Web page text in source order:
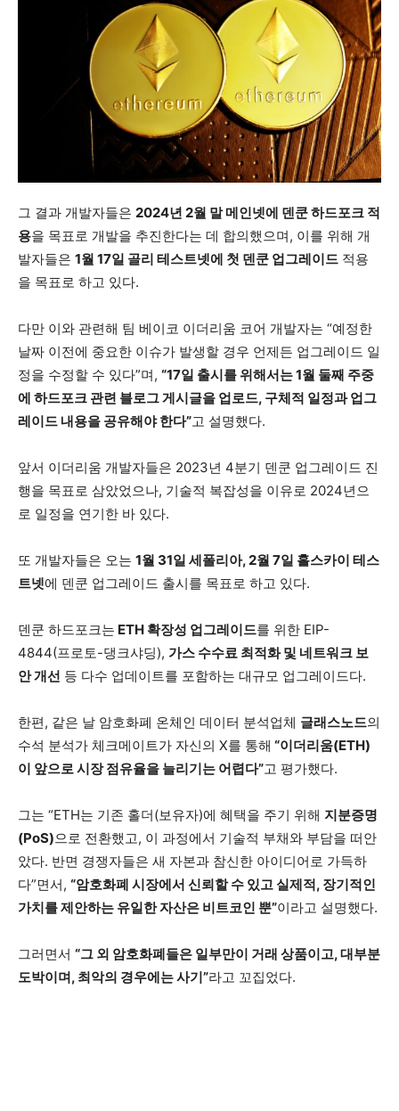
그 결과 개발자들은 2024년 2월 말 메인넷에 덴쿤 하드포크 적
용을 목표로 개발을 추진한다는 데 합의했으며, 이를 위해 개
발자들은 1월 17일 골리 테스트넷에 첫 덴쿤 업그레이드 적용
을 목표로 하고 있다.
다만 이와 관련해 팀 베이코 이더리움 코어 개발자는 “예정한
날짜 이전에 중요한 이슈가 발생할 경우 언제든 업그레이드 일
정을 수정할 수 있다”며, “17일 출시를 위해서는 1월 둘째 주중
에 하드포크 관련 블로그 게시글을 업로드, 구체적 일정과 업그
레이드 내용을 공유해야 한다”고 설명했다.
앞서 이더리움 개발자들은 2023년 4분기 덴쿤 업그레이드 진
행을 목표로 삼았었으나, 기술적 복잡성을 이유로 2024년으
로 일정을 연기한 바 있다.
또 개발자들은 오는 1월 31일 세폴리아, 2월 7일 홀스카이 테스
트넷에 덴쿤 업그레이드 출시를 목표로 하고 있다.
덴쿤 하드포크는 ETH 확장성 업그레이드를 위한 EIP-
4844(프로토-댕크샤딩), 가스 수수료 최적화 및 네트워크 보
안 개선 등 다수 업데이트를 포함하는 대규모 업그레이드다.
한편, 같은 날 암호화폐 온체인 데이터 분석업체 글래스노드의
수석 분석가 체크메이트가 자신의 X를 통해 “이더리움(ETH)
이 앞으로 시장 점유율을 늘리기는 어렵다”고 평가했다.
그는 “ETH는 기존 홀더(보유자)에 혜택을 주기 위해 지분증명
(PoS)으로 전환했고, 이 과정에서 기술적 부채와 부담을 떠안
았다. 반면 경쟁자들은 새 자본과 참신한 아이디어로 가득하
다”면서, “암호화폐 시장에서 신뢰할 수 있고 실제적, 장기적인
가치를 제안하는 유일한 자산은 비트코인 뿐”이라고 설명했다.
그러면서 “그 외 암호화폐들은 일부만이 거래 상품이고, 대부분
도박이며, 최악의 경우에는 사기”라고 꼬집었다.